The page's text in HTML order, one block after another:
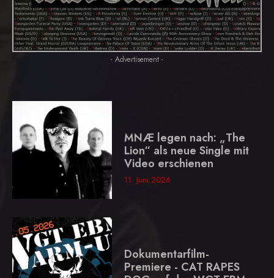
- Advertisement -
MNÆ legen nach: „The
Lion“ als neue Single mit
Video erschienen
11. Juni 2026
Dokumentarfilm-
Premiere - CAT RAPES